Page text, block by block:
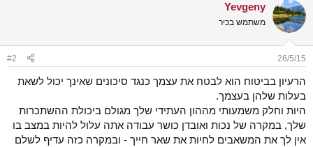
c
t
i
s
Yevgeny
משתמש בכיר
26/5/15
#2
הרעיון בביטוח הוא לבטח את עצמך כנגד סיכונים שאינך יכול לשאת
בעלות שלהן בעצמך.
היות וחלק משמעותי מההון העתידי שלך מגולם ביכולת ההשתכרות
שלך, במקרה של נכות ואובדן כושר עבודה אתה עלול להיות במצב בו
אין לך את המשאבים לחיות את שאר חייך - ובמקרה כזה עדיף לשלם